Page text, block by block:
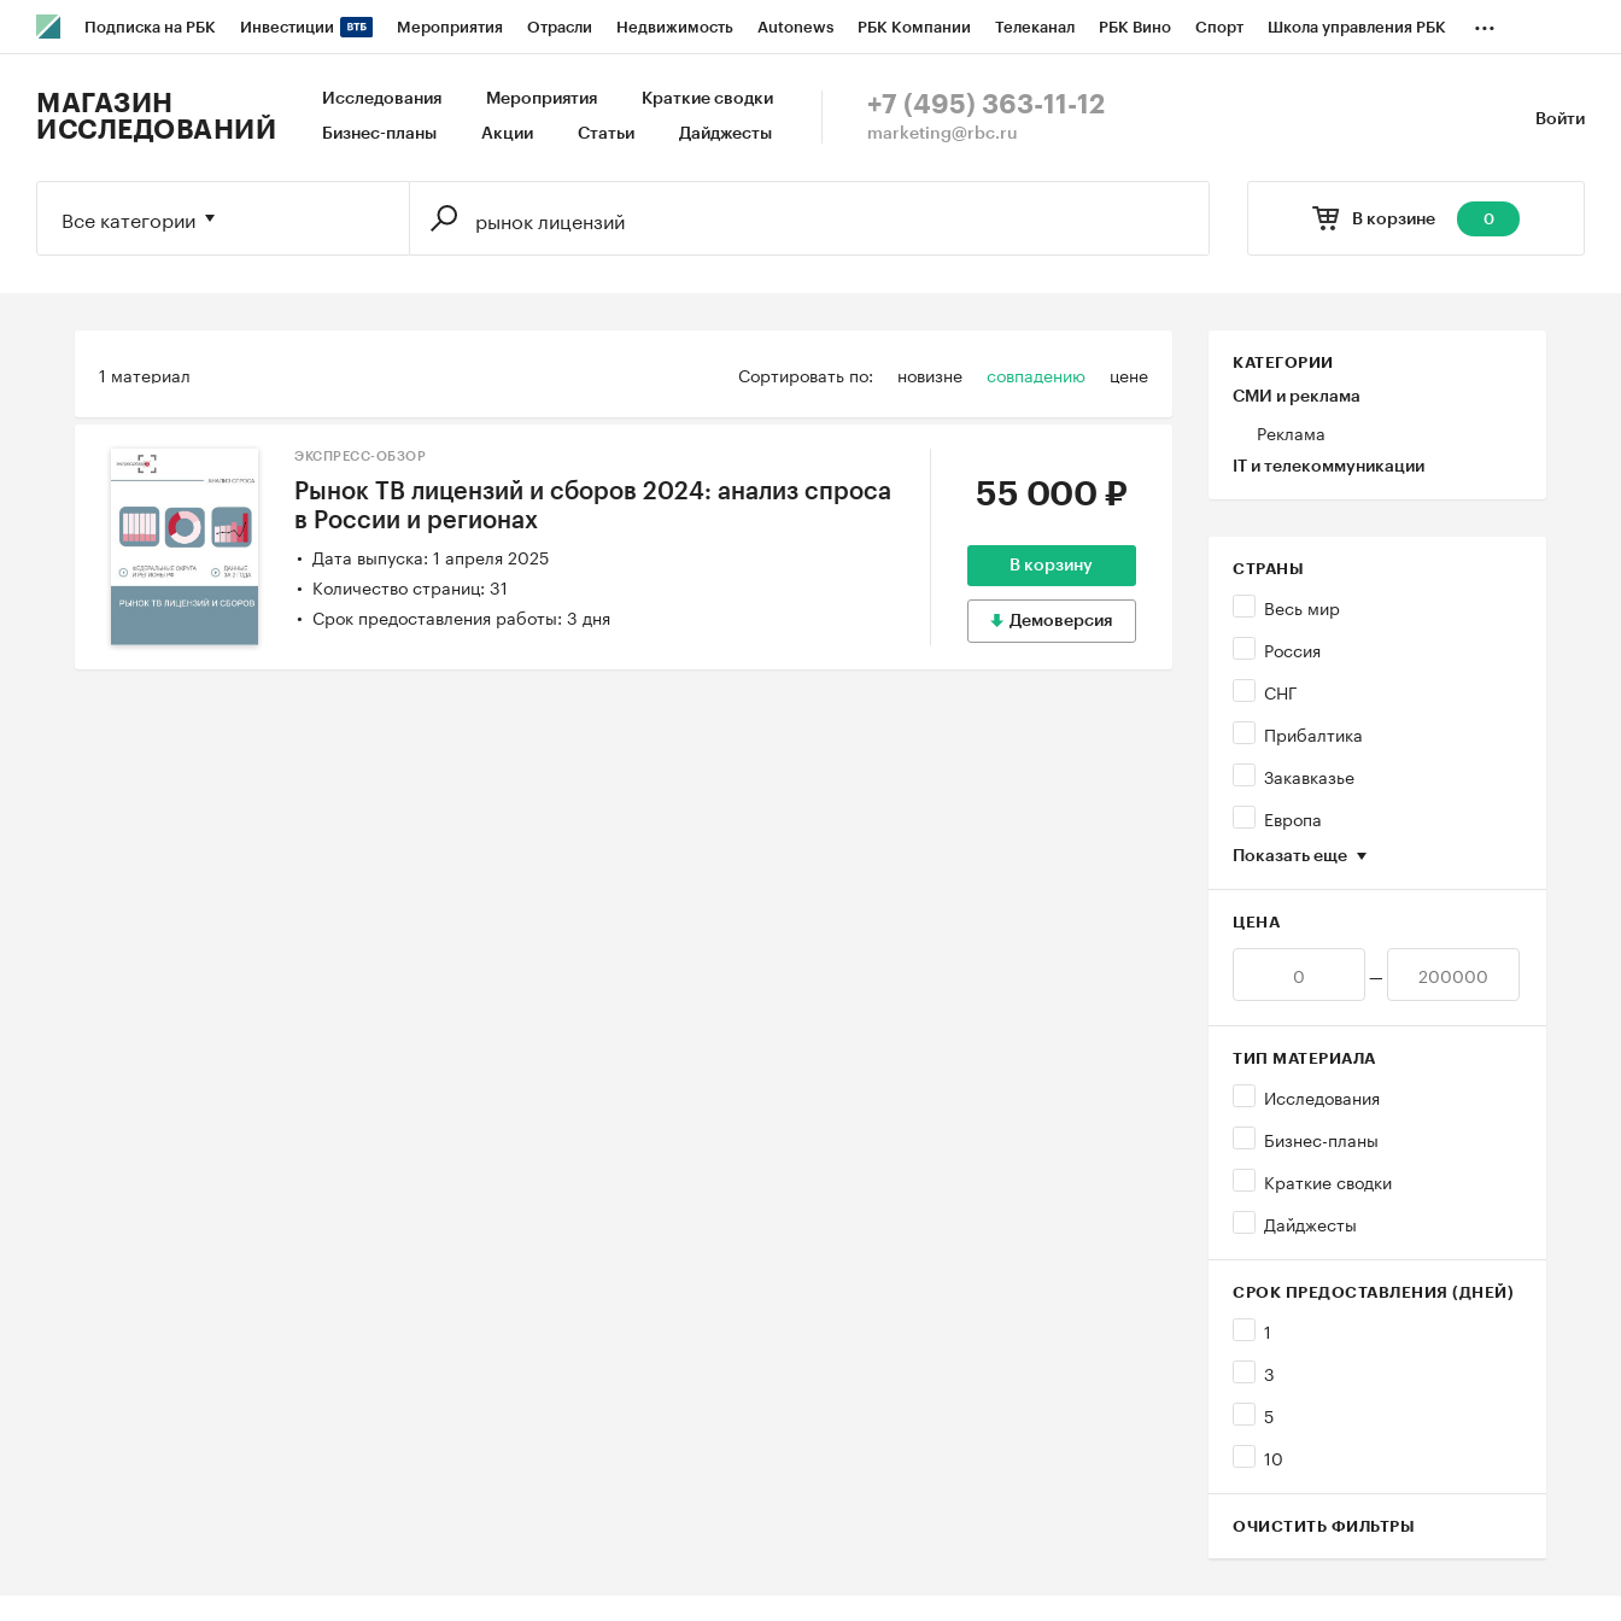
Подписка на РБК Инвестиции Мероприятия Отрасли Недвижимость Autonews РБК Компании Телеканал РБК Вино Спорт Школа управления РБК
Исследования Кредитные рейтинги Франшизы Газета Спецпроекты СПб Конференции СПб Спецпроекты
...
Войти
МАГАЗИН
ИССЛЕДОВАНИЙ
Исследования Мероприятия Краткие сводки
Бизнес-планы Акции Статьи Дайджесты
+7 (495) 363-11-12
marketing@rbc.ru
В корзине 0
Все категории
Сортировать по: новизне совпадению цене
1 материал КАТЕГОРИИ
СМИ и реклама
Реклама
IT и телекоммуникации
СТРАНЫ
Весь мир
Россия
СНГ
Прибалтика
Закавказье
Европа
Показать еще
ЦЕНА
—
ТИП МАТЕРИАЛА
Исследования
Бизнес-планы
Краткие сводки
Дайджесты
СРОК ПРЕДОСТАВЛЕНИЯ (ДНЕЙ)
1
3
5
10
ОЧИСТИТЬ ФИЛЬТРЫ
ЭКСПРЕСС-ОБЗОР
Рынок ТВ лицензий и сборов 2024: анализ спроса
в России и регионах
Дата выпуска: 1 апреля 2025
Количество страниц: 31
Срок предоставления работы: 3 дня
55 000 ₽
В корзину
Демоверсия